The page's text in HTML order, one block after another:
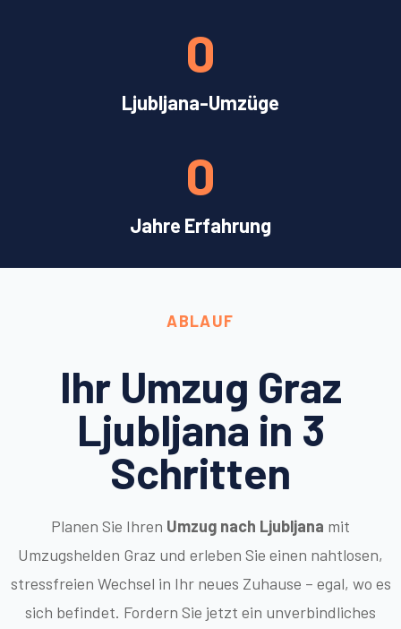
Ljubljana-Umzüge
0
Jahre Erfahrung
0
ABLAUF
Ihr Umzug Graz
Ljubljana in 3
Schritten
Planen Sie Ihren Umzug nach Ljubljana mit
Umzugshelden Graz und erleben Sie einen nahtlosen,
stressfreien Wechsel in Ihr neues Zuhause – egal, wo es
sich befindet. Fordern Sie jetzt ein unverbindliches